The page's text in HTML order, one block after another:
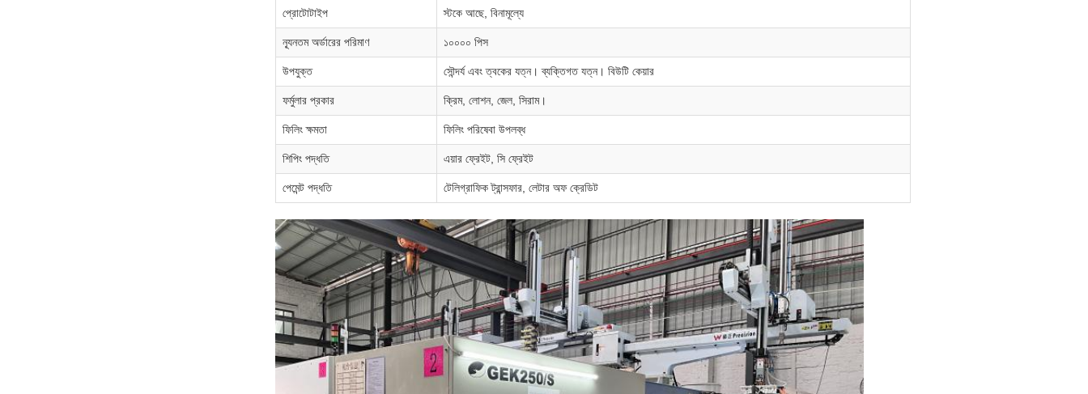
প্রোটোটাইপ স্টকে আছে, বিনামূল্যে
ন্যূনতম অর্ডারের পরিমাণ ১০০০০ পিস
উপযুক্ত সৌন্দর্য এবং ত্বকের যত্ন। ব্যক্তিগত যত্ন। বিউটি কেয়ার
ফর্মুলার প্রকার ক্রিম, লোশন, জেল, সিরাম।
ফিলিং ক্ষমতা ফিলিং পরিষেবা উপলব্ধ
শিপিং পদ্ধতি এয়ার ফ্রেইট, সি ফ্রেইট
পেমেন্ট পদ্ধতি টেলিগ্রাফিক ট্রান্সফার, লেটার অফ ক্রেডিট